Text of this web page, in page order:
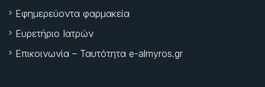
Εφημερεύοντα φαρμακεία
Ευρετήριο Ιατρών
Επικοινωνία – Ταυτότητα e-almyros.gr